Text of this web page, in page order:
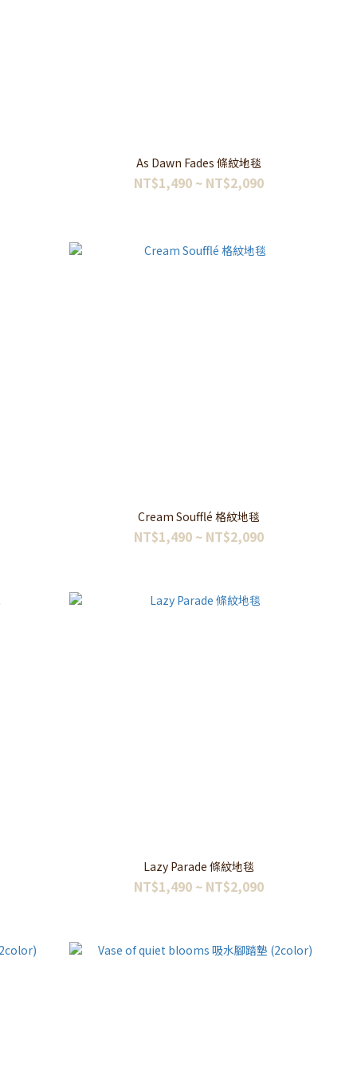
As Dawn Fades 條紋地毯
NT$1,490 ~ NT$2,090
Cream Soufflé 格紋地毯
NT$1,490 ~ NT$2,090
Lazy Parade 條紋地毯
NT$1,490 ~ NT$2,090